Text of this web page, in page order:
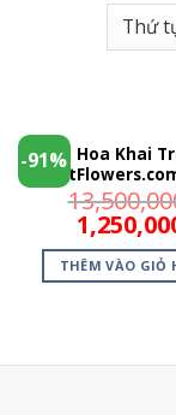
-91%
Lẵng Hoa Khai
THÊM VÀO GIỎ